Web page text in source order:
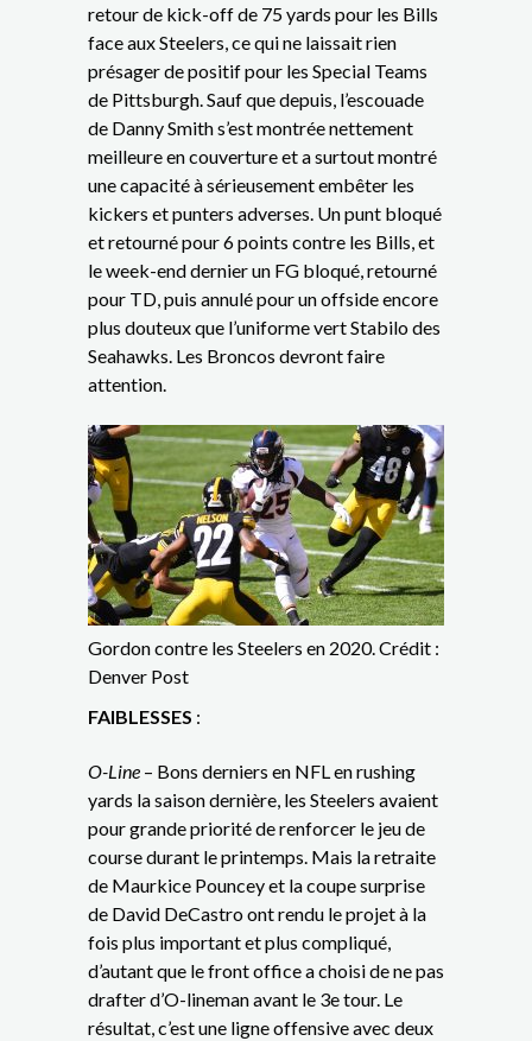
retour de kick-off de 75 yards pour les Bills
face aux Steelers, ce qui ne laissait rien
présager de positif pour les Special Teams
de Pittsburgh. Sauf que depuis, l’escouade
de Danny Smith s’est montrée nettement
meilleure en couverture et a surtout montré
une capacité à sérieusement embêter les
kickers et punters adverses. Un punt bloqué
et retourné pour 6 points contre les Bills, et
le week-end dernier un FG bloqué, retourné
pour TD, puis annulé pour un offside encore
plus douteux que l’uniforme vert Stabilo des
Seahawks. Les Broncos devront faire
attention.
Gordon contre les Steelers en 2020. Crédit :
Denver Post
FAIBLESSES :
O-Line – Bons derniers en NFL en rushing
yards la saison dernière, les Steelers avaient
pour grande priorité de renforcer le jeu de
course durant le printemps. Mais la retraite
de Maurkice Pouncey et la coupe surprise
de David DeCastro ont rendu le projet à la
fois plus important et plus compliqué,
d’autant que le front office a choisi de ne pas
drafter d’O-lineman avant le 3e tour. Le
résultat, c’est une ligne offensive avec deux